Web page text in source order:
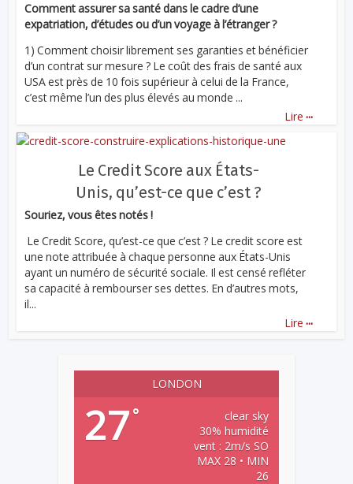
Comment assurer sa santé dans le cadre d’une
expatriation, d’études ou d’un voyage à l’étranger ?
1) Comment choisir librement ses garanties et bénéficier
d’un contrat sur mesure ? Le coût des frais de santé aux
USA est près de 10 fois supérieur à celui de la France,
c’est même l’un des plus élevés au monde ...
Lire ...
Le Credit Score aux États-
Unis, qu’est-ce que c’est ?
Souriez, vous êtes notés !
Le Credit Score, qu’est-ce que c’est ? Le credit score est
une note attribuée à chaque personne aux États-Unis
ayant un numéro de sécurité sociale. Il est censé refléter
sa capacité à rembourser ses dettes. En d’autres mots,
il...
Lire ...
LONDON
27°
clear sky
30% humidité
vent : 2m/s SO
MAX 28 • MIN
26